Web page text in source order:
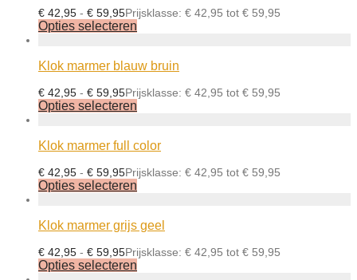
€ 42,95 - € 59,95Prijsklasse: € 42,95 tot € 59,95
Opties selecteren
Klok marmer blauw bruin
€ 42,95 - € 59,95Prijsklasse: € 42,95 tot € 59,95
Opties selecteren
Klok marmer full color
€ 42,95 - € 59,95Prijsklasse: € 42,95 tot € 59,95
Opties selecteren
Klok marmer grijs geel
€ 42,95 - € 59,95Prijsklasse: € 42,95 tot € 59,95
Opties selecteren